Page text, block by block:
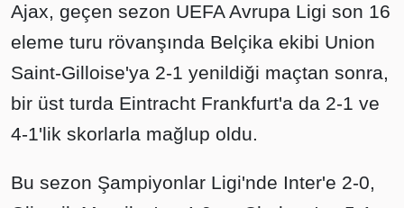
Ajax, geçen sezon UEFA Avrupa Ligi son 16
eleme turu rövanşında Belçika ekibi Union
Saint-Gilloise'ya 2-1 yenildiği maçtan sonra,
bir üst turda Eintracht Frankfurt'a da 2-1 ve
4-1'lik skorlarla mağlup oldu.
Bu sezon Şampiyonlar Ligi'nde Inter'e 2-0,